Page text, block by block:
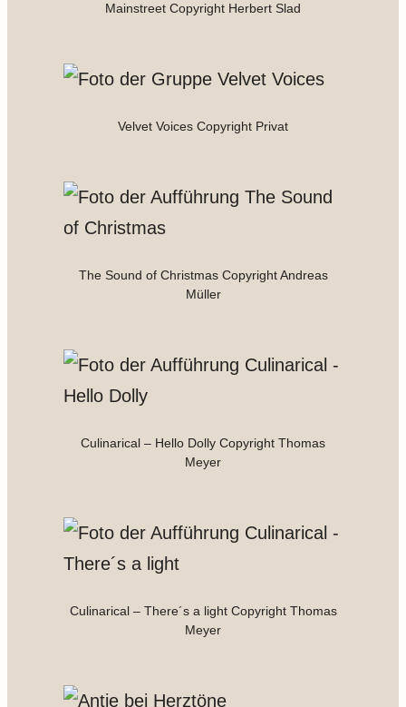
Mainstreet Copyright Herbert Slad
Velvet Voices Copyright Privat
The Sound of Christmas Copyright Andreas
Müller
Culinarical – Hello Dolly Copyright Thomas
Meyer
Culinarical – There´s a light Copyright Thomas
Meyer